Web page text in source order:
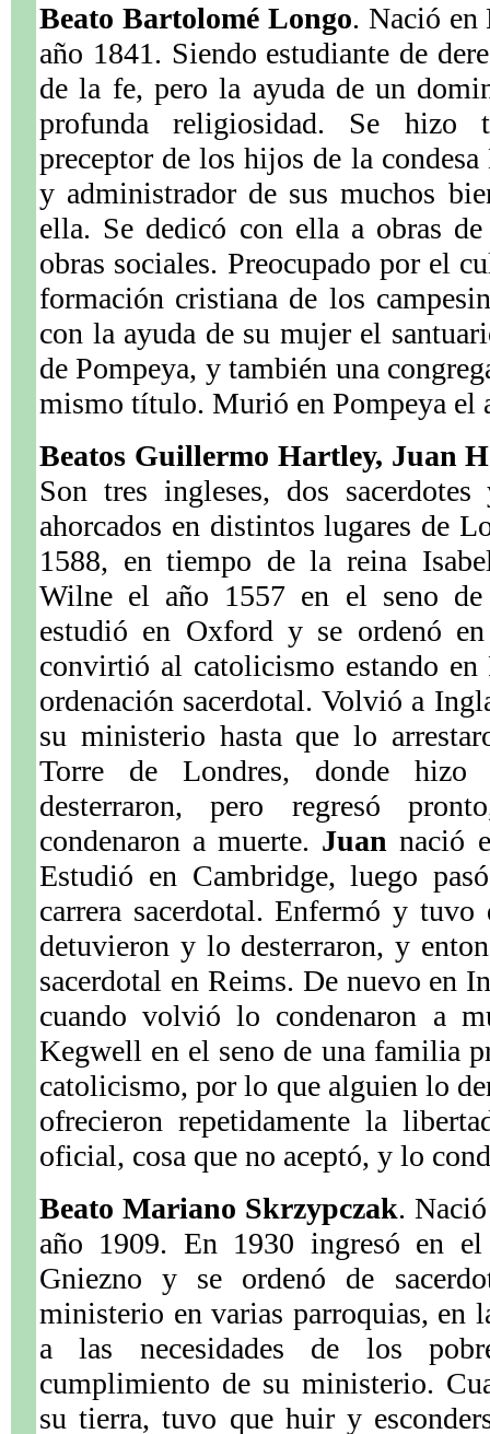
Beato Bartolomé Longo. Nació
año 1841. Siendo estudiante de
de la fe, pero la ayuda de un
profunda religiosidad. Se hizo
preceptor de los hijos de la
y administrador de sus muchos
ella. Se dedicó con ella a obras
obras sociales. Preocupado por el
formación cristiana de los
con la ayuda de su mujer el
de Pompeya, y también una
mismo título. Murió en Pompeya el
Beatos Guillermo Hartley, Juan
Son tres ingleses, dos
ahorcados en distintos lugares de
1588, en tiempo de la reina
Wilne el año 1557 en el seno de
estudió en Oxford y se ordenó
convirtió al catolicismo estando
ordenación sacerdotal. Volvió a
su ministerio hasta que lo
Torre de Londres, donde hizo
desterraron, pero regresó
condenaron a muerte. Juan nació
Estudió en Cambridge, luego
carrera sacerdotal. Enfermó y
detuvieron y lo desterraron, y
sacerdotal en Reims. De nuevo en
cuando volvió lo condenaron a
Kegwell en el seno de una familia
catolicismo, por lo que alguien lo
ofrecieron repetidamente la
oficial, cosa que no aceptó, y lo
Beato Mariano Skrzypczak.
año 1909. En 1930 ingresó en el
Gniezno y se ordenó de
ministerio en varias parroquias, en
a las necesidades de los
cumplimiento de su ministerio.
su tierra, tuvo que huir y